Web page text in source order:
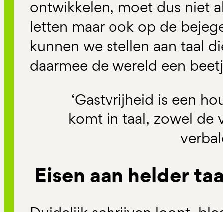
ontwikkelen, moet dus niet
letten maar ook op de
kunnen we stellen aan taal
daarmee de wereld een
‘Gastvrijheid is een
komt in taal, zowel de
Eisen aan helder